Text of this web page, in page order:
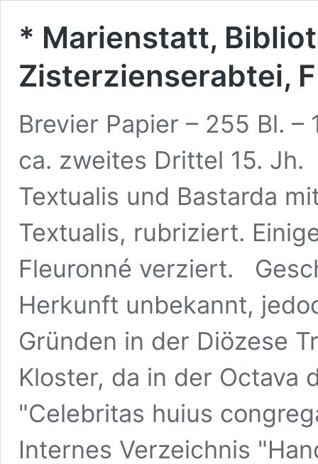
* Marienstatt,
Zisterzienserabtei,
Brevier Papier – 255 Bl.
ca. zweites Drittel 15.
Textualis und Bastarda
Textualis, rubriziert.
Fleuronné verziert.
Herkunft unbekannt,
Gründen in der Diözese
Kloster, da in der Octava
"Celebritas huius
Internes Verzeichnis